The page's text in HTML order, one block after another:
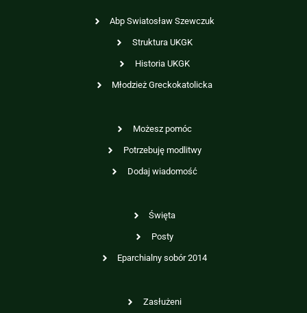
Abp Swiatosław Szewczuk
Struktura UKGK
Historia UKGK
Młodzież Greckokatolicka
Możesz pomóc
Potrzebuję modlitwy
Dodaj wiadomość
Święta
Posty
Eparchialny sobór 2014
Zasłużeni